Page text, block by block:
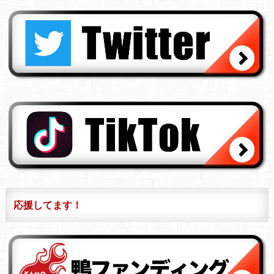
応援してます！